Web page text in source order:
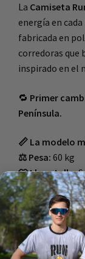
La Camiseta
energía en
fabricada en
corredoras que
inspirado en el
🔁 Primer
Península.
📏 La modelo
⚖️ Pesa: 60 kg
👕 Lleva talla:S
Talla camiseta : S